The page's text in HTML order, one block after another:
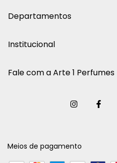
Departamentos
Institucional
Fale com a Arte 1 Perfumes
Meios de pagamento